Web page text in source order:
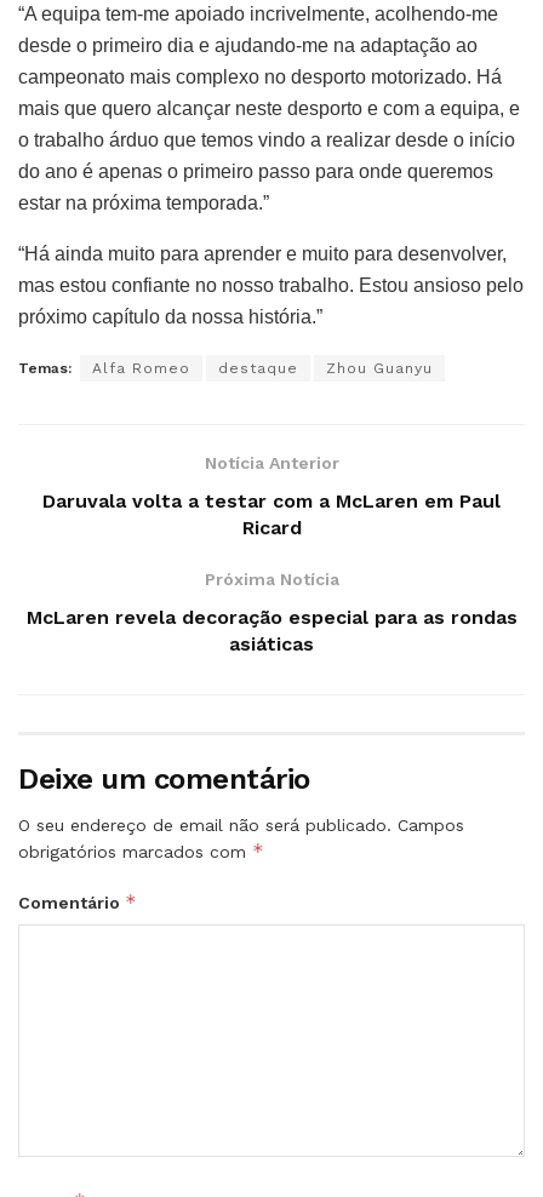
“A equipa tem-me apoiado incrivelmente, acolhendo-me
desde o primeiro dia e ajudando-me na adaptação ao
campeonato mais complexo no desporto motorizado. Há
mais que quero alcançar neste desporto e com a equipa, e
o trabalho árduo que temos vindo a realizar desde o início
do ano é apenas o primeiro passo para onde queremos
estar na próxima temporada.”
“Há ainda muito para aprender e muito para desenvolver,
mas estou confiante no nosso trabalho. Estou ansioso pelo
próximo capítulo da nossa história.”
Temas: Alfa Romeo destaque Zhou Guanyu
Notícia Anterior
Daruvala volta a testar com a McLaren em Paul
Ricard
Próxima Notícia
McLaren revela decoração especial para as rondas
asiáticas
Deixe um comentário
O seu endereço de email não será publicado. Campos
obrigatórios marcados com *
Comentário *